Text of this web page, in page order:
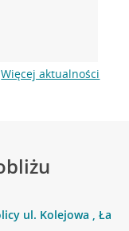
Więcej aktualności
ul. Kolejowa , Łazy